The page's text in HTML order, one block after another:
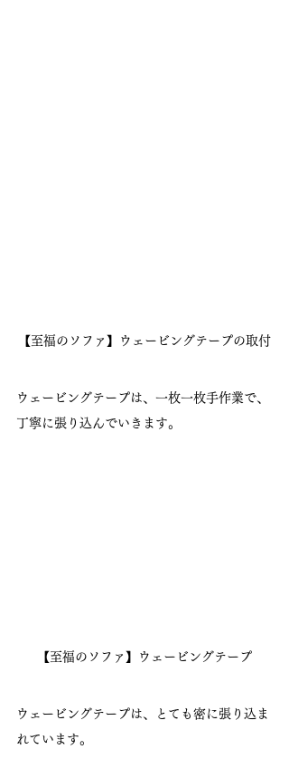
【至福のソファ】ウェービングテープの取付
ウェービングテープは、一枚一枚手作業で、
丁寧に張り込んでいきます。
【至福のソファ】ウェービングテープ
ウェービングテープは、とても密に張り込ま
れています。